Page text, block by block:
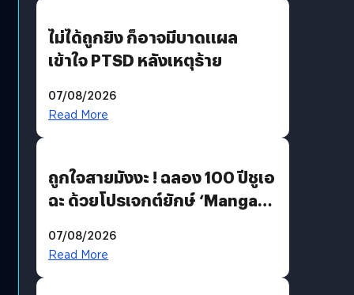
ไม่ได้ถูกยิง ก็อาจมีบาดแผล
เข้าใจ PTSD หลังเหตุร้าย
07/08/2026
Read More
ถูกใจสายมังงะ ! ฉลอง 100 ปีชูเอ
ฉะ ด้วยโปรเจกต์ยักษ์ ‘Manga
มีภาษาไทยด้วย
07/08/2026
Read More